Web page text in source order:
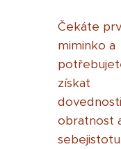
Čekáte
miminko a
získat
obratnost